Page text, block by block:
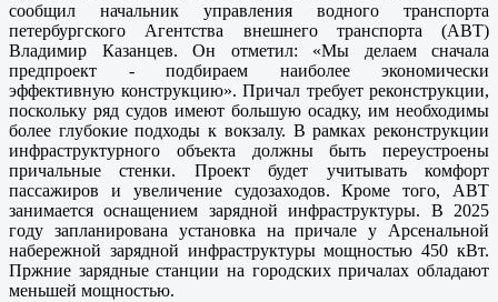
сообщил начальник управления водного транспорта
петербургского Агентства внешнего транспорта (АВТ)
Владимир Казанцев. Он отметил: «Мы делаем сначала
предпроект - подбираем наиболее экономически
эффективную конструкцию». Причал требует реконструкции,
поскольку ряд судов имеют большую осадку, им необходимы
более глубокие подходы к вокзалу. В рамках реконструкции
инфраструктурного объекта должны быть переустроены
причальные стенки. Проект будет учитывать комфорт
пассажиров и увеличение судозаходов. Кроме того, АВТ
занимается оснащением зарядной инфраструктуры. В 2025
году запланирована установка на причале у Арсенальной
набережной зарядной инфраструктуры мощностью 450 кВт.
Пржние зарядные станции на городских причалах обладают
меньшей мощностью.